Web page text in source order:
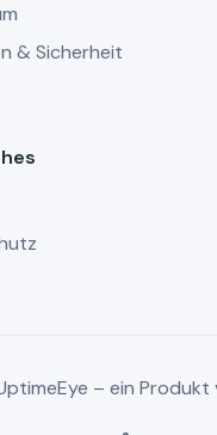
& Sicherheit
– ein Produkt